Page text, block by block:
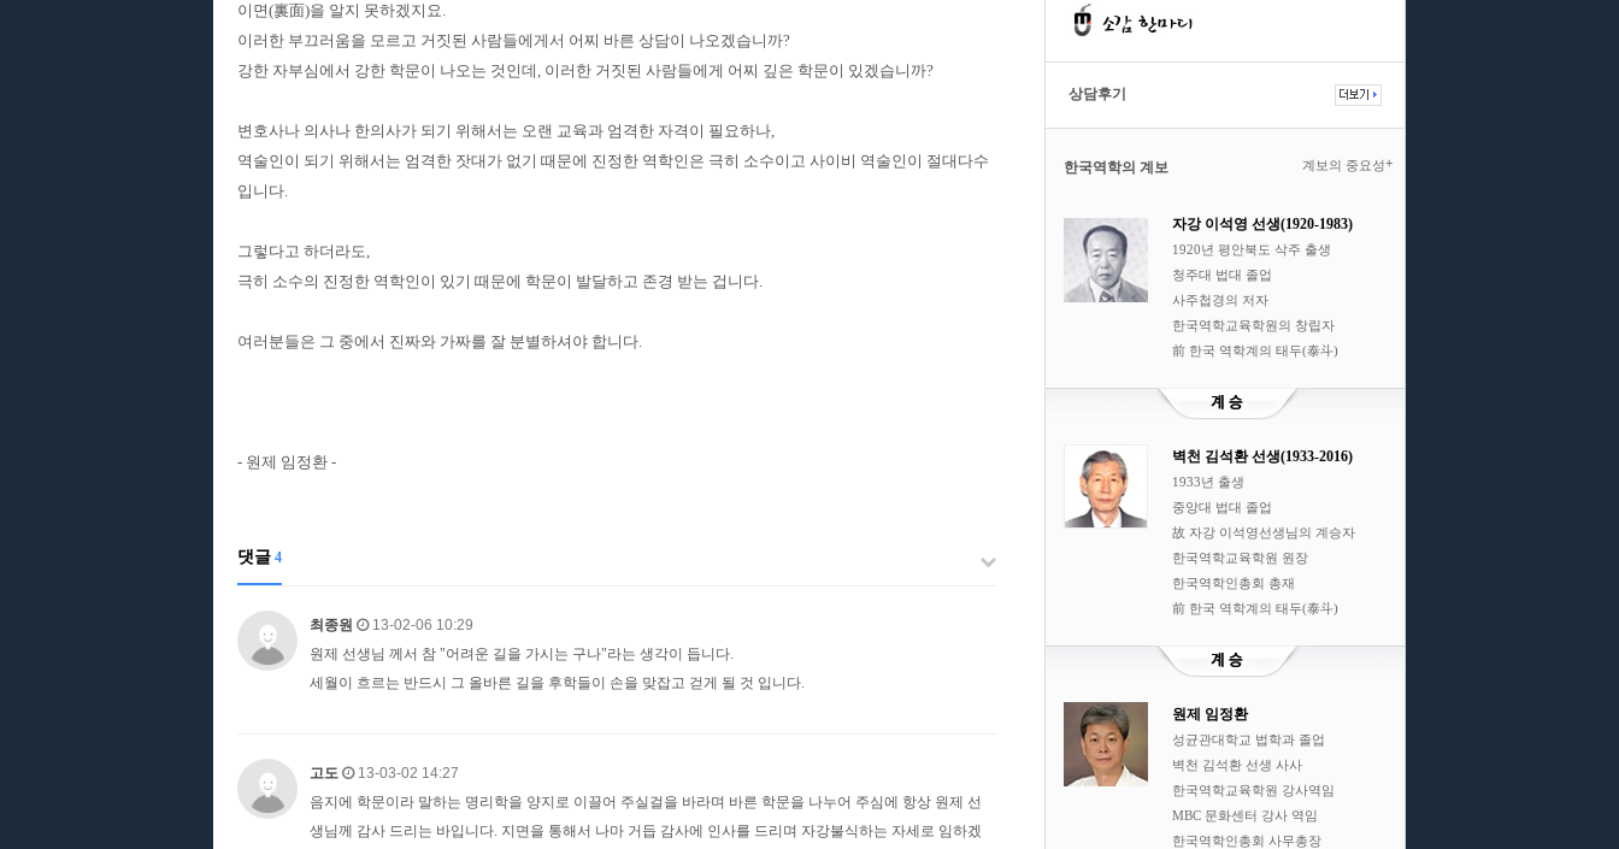
이면(裏面)을 알지 못하겠지요.
이러한 부끄러움을 모르고 거짓된 사람들에게서 어찌 바른 상담이 나오겠습니까?
강한 자부심에서 강한 학문이 나오는 것인데, 이러한 거짓된 사람들에게 어찌 깊은 학문이 있겠습니까?
변호사나 의사나 한의사가 되기 위해서는 오랜 교육과 엄격한 자격이 필요하나,
역술인이 되기 위해서는 엄격한 잣대가 없기 때문에 진정한 역학인은 극히 소수이고 사이비 역술인이 절대다수
입니다.
그렇다고 하더라도,
극히 소수의 진정한 역학인이 있기 때문에 학문이 발달하고 존경 받는 겁니다.
여러분들은 그 중에서 진짜와 가짜를 잘 분별하셔야 합니다.
- 원제 임정환 -
댓글 4
최종원
13-02-06 10:29
원제 선생님 께서 참 "어려운 길을 가시는 구나"라는 생각이 듭니다.
세월이 흐르는 반드시 그 올바른 길을 후학들이 손을 맞잡고 걷게 될 것 입니다.
고도
13-03-02 14:27
음지에 학문이라 말하는 명리학을 양지로 이끌어 주실걸을 바라며 바른 학문을 나누어 주심에 항상 원제 선
생님께 감사 드리는 바입니다. 지면을 통해서 나마 거듭 감사에 인사를 드리며 자강불식하는 자세로 임하겠
상담후기
+
계보의 중요성
한국역학의 계보
자강 이석영 선생(1920-1983)
1920년 평안북도 삭주 출생
청주대 법대 졸업
사주첩경의 저자
한국역학교육학원의 창립자
前 한국 역학계의 태두(泰斗)
벽천 김석환 선생(1933-2016)
1933년 출생
중앙대 법대 졸업
故 자강 이석영선생님의 계승자
한국역학교육학원 원장
한국역학인총회 총재
前 한국 역학계의 태두(泰斗)
원제 임정환
성균관대학교 법학과 졸업
벽천 김석환 선생 사사
한국역학교육학원 강사역임
MBC 문화센터 강사 역임
한국역학인총회 사무총장